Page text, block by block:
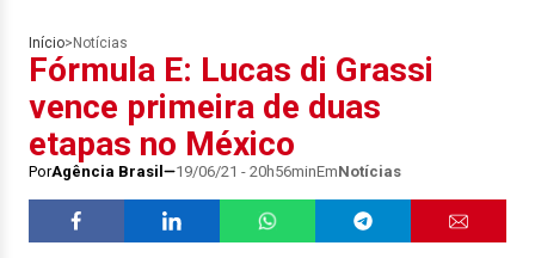
Início> Notícias
Fórmula E: Lucas di Grassi
vence primeira de duas
etapas no México
PorAgência Brasil 19/06/21 - 20h56minEmNotícias